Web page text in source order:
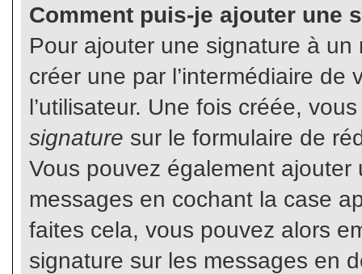
Comment puis-je ajouter une
Pour ajouter une signature à un
créer une par l’intermédiaire
l’utilisateur. Une fois créée,
signature sur le formulaire de
Vous pouvez également
messages en cochant la case
faites cela, vous pouvez alors
signature sur les messages en